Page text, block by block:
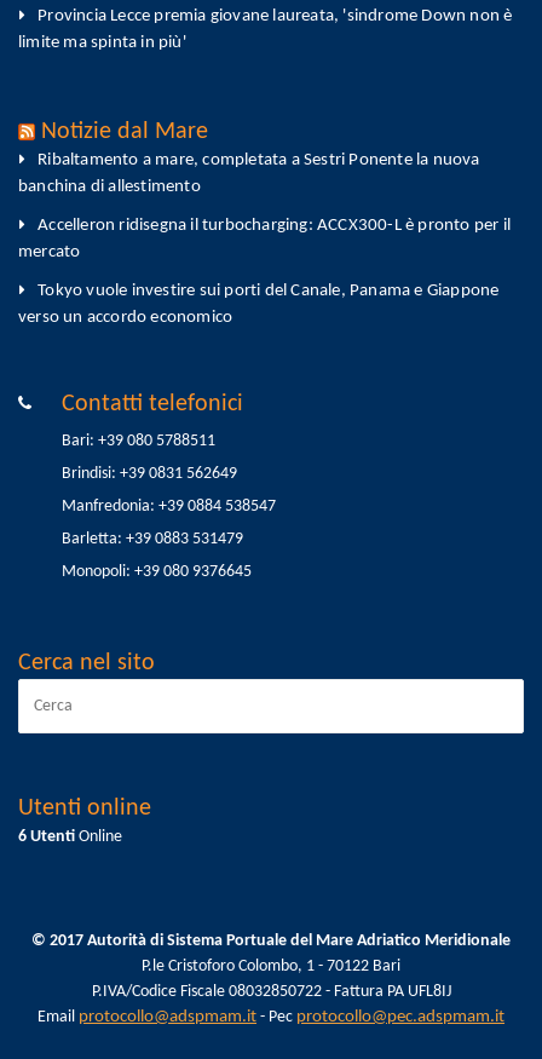
Provincia Lecce premia giovane laureata, 'sindrome Down non è
limite ma spinta in più'
Notizie dal Mare
Ribaltamento a mare, completata a Sestri Ponente la nuova
banchina di allestimento
Accelleron ridisegna il turbocharging: ACCX300-L è pronto per il
mercato
Tokyo vuole investire sui porti del Canale, Panama e Giappone
verso un accordo economico
Contatti telefonici
Bari: +39 080 5788511
Brindisi: +39 0831 562649
Manfredonia: +39 0884 538547
Barletta: +39 0883 531479
Monopoli: +39 080 9376645
Cerca nel sito
Utenti online
6 Utenti Online
© 2017 Autorità di Sistema Portuale del Mare Adriatico Meridionale
P.le Cristoforo Colombo, 1 - 70122 Bari
P.IVA/Codice Fiscale 08032850722 - Fattura PA UFL8IJ
Email protocollo@adspmam.it - Pec protocollo@pec.adspmam.it